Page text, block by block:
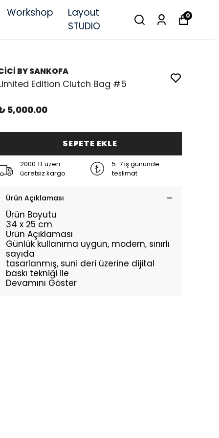
Workshop
Layout
STUDIO
0
BY SANKOFA
Edition Clutch Bag #5
5,000.00
SEPETE EKLE
2000 TL üzeri
ücretsiz kargo
5-7 iş gününde
teslimat
Ürün Açıklaması
Ürün Boyutu
34 x 25 cm
Ürün Açıklaması
Günlük kullanıma uygun, modern, sınırlı
sayıda
tasarlanmış, suni deri üzerine dijital
baskı tekniği ile
Devamını Göster